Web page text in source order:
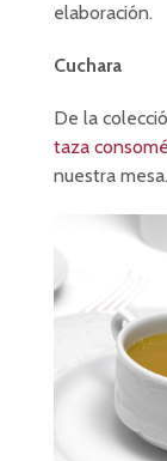
elaboración.
Cuchara
De la
taza consomé
nuestra mesa.